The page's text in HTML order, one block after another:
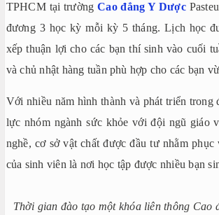
TPHCM tại trườngCao đẳng Y Dược
đương 3 học kỳ mỗi kỳ 5 tháng. Lịch học
xếp thuận lợi cho các bạn thí sinh vào cuối
và chủ nhật hàng tuần phù hợp cho các bạn
Với nhiều năm hình thành và phát triển trong
lực nhóm ngành sức khỏe với đội ngũ giáo
nghề, cơ sở vật chất được đầu tư nhằm phục
của sinh viên là nơi học tập được nhiều bạn
Thời gian đào tạo một khóa liên thông Cao